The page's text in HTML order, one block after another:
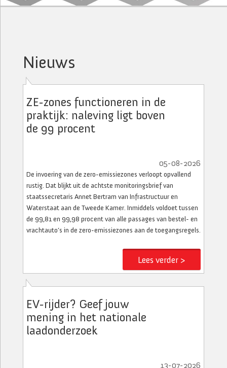
Nieuws
ZE-zones functioneren in de
praktijk: naleving ligt boven
de 99 procent
05-08-2026
De invoering van de zero-emissiezones verloopt opvallend
rustig. Dat blijkt uit de achtste monitoringsbrief van
staatssecretaris Annet Bertram van Infrastructuur en
Waterstaat aan de Tweede Kamer. Inmiddels voldoet tussen
de 99,81 en 99,98 procent van alle passages van bestel- en
vrachtauto’s in de zero-emissiezones aan de toegangsregels.
Lees verder >
EV-rijder? Geef jouw
mening in het nationale
laadonderzoek
13-07-2026